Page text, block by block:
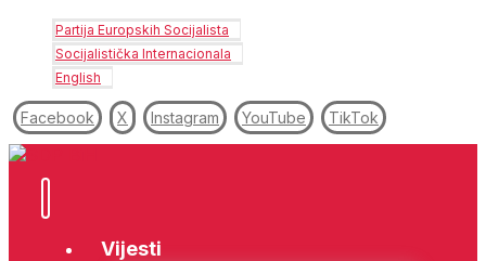
Partija Europskih Socijalista
Socijalistička Internacionala
English
Facebook X Instagram YouTube TikTok
Vijesti